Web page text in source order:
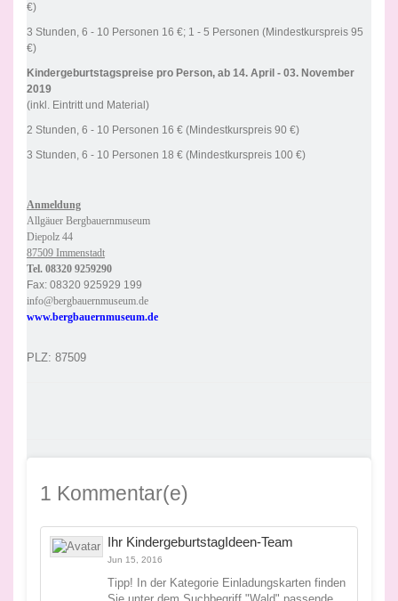
€)
3 Stunden, 6 - 10 Personen 16 €; 1 - 5 Personen (Mindestkurspreis 95
€)
Kindergeburtstagspreise pro Person, ab 14. April - 03. November
2019
(inkl. Eintritt und Material)
2 Stunden, 6 - 10 Personen 16 € (Mindestkurspreis 90 €)
3 Stunden, 6 - 10 Personen 18 € (Mindestkurspreis 100 €)
Anmeldung
Allgäuer Bergbauernmuseum
Diepolz 44
87509 Immenstadt
Tel. 08320 9259290
Fax: 08320 925929 199
info@bergbauernmuseum.de
www.bergbauernmuseum.de
PLZ: 87509
1 Kommentar(e)
Ihr KindergeburtstagIdeen-Team
Jun 15, 2016
Tipp! In der Kategorie Einladungskarten finden